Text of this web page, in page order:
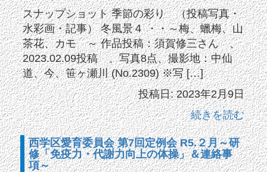
スナップショット 季節の彩り （投稿写真・
水彩画・記事） 冬風景４ ・・～梅、蠟梅、山
茶花、カモ ～ 作品投稿：須賀修三さん 、
2023.02.09投稿 、写真8点、撮影地：中仙
道、今、笹ヶ瀬川 (No.2309) ※写 […]
投稿日: 2023年2月9日
続きを読む
西学区愛育委員会 第7回定例会 R5.２月～研
修「免疫力・代謝力向上の体操」＆連絡事
項～